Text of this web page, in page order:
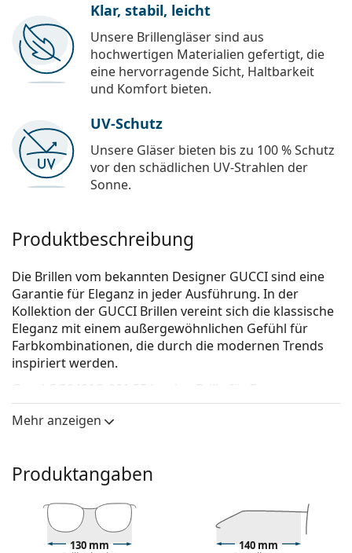
Klar, stabil, leicht
Unsere Brillengläser sind aus
hochwertigen Materialien gefertigt, die
eine hervorragende Sicht, Haltbarkeit
und Komfort bieten.
UV-Schutz
Unsere Gläser bieten bis zu 100 % Schutz
vor den schädlichen UV-Strahlen der
Sonne.
Produktbeschreibung
Die Brillen vom bekannten Designer GUCCI sind eine
Garantie für Eleganz in jeder Ausführung. In der
Kollektion der GUCCI Brillen vereint sich die klassische
Eleganz mit einem außergewöhnlichen Gefühl für
Farbkombinationen, die durch die modernen Trends
inspiriert werden.
Gucci GG0421O 001 55 ist eine Brille für Frauen.
Schauen Sie sich mit der virtuellen Anprobefunktion
von Lentiamo an, wie Sie in dieser Brille aussehen.
Die schwarze Farbe der Brillenfassung passt perfekt
zu kühlen Hauttönen und hellblondem,
hellbraunem oder schwarzem Haar.
Cat-Eye-Fassungen sind eine ideale Wahl für
Mehr anzeigen
Produktangaben
130 mm 140 mm